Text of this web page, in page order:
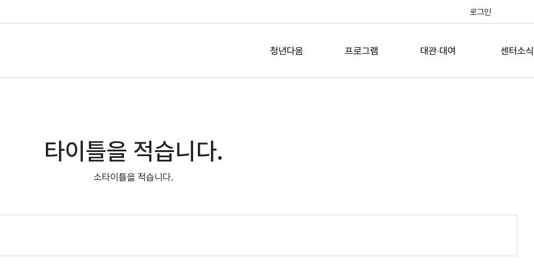
로그인
청년다옴 프로그램 대관·대여 센터소식
타이틀을 적습니다.
소타이틀을 적습니다.